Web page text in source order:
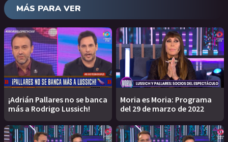
MÁS PARA VER
¡Adrián Pallares no se banca
más a Rodrigo Lussich!
Moria es Moria: Programa
del 29 de marzo de 2022